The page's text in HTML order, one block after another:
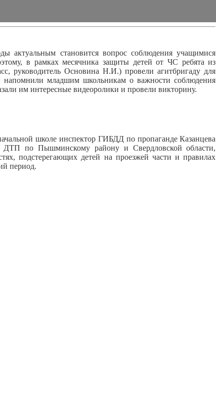
актуальным становится вопрос соблюдения учащимися
в рамках месячника защиты детей от ЧС ребята из
руководитель Основина Н.И.) провели агитбригаду для
младшим школьникам о важности соблюдения
им интересные видеоролики и провели викторину.
школе инспектор ГИБДД по пропаганде Казанцева
ДТП по Пышминскому району и Свердловской области,
подстерегающих детей на проезжей части и правилах
период.